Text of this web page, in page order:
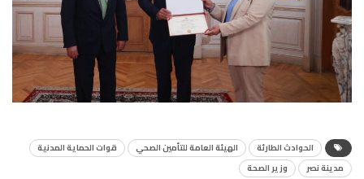
الحوادث الطارئة الهيئة العامة للتأمين الصحي
قوات الحماية المدنية
مدينة نصر
وزير الصحة